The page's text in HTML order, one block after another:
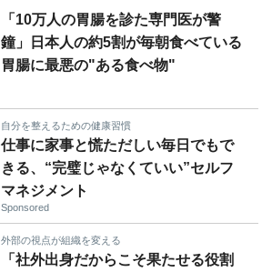
「10万人の胃腸を診た専門医が警
鐘」日本人の約5割が毎朝食べている
胃腸に最悪の"ある食べ物"
自分を整えるための健康習慣
仕事に家事と慌ただしい毎日でもで
きる、“完璧じゃなくていい”セルフ
マネジメント
Sponsored
外部の視点が組織を変える
「社外出身だからこそ果たせる役割